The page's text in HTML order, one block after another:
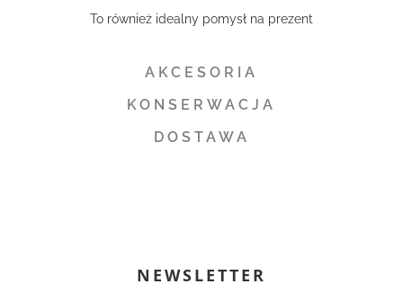
To również idealny pomysł na prezent
AKCESORIA
KONSERWACJA
DOSTAWA
NEWSLETTER